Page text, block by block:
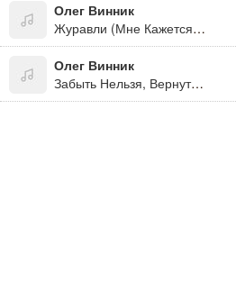
Олег Винник
Журавли (Мне Кажется Порою,что Солдаты..)
Олег Винник
Забыть Нельзя, Вернуться Невозможно